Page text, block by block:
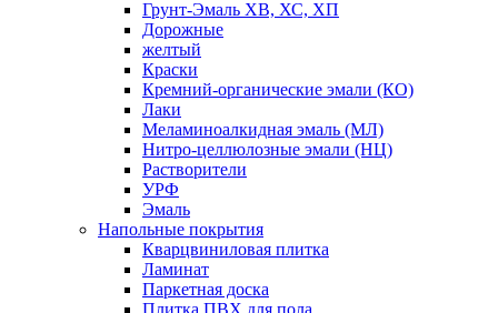
Грунт-Эмаль ХВ, ХС, ХП
Дорожные
желтый
Краски
Кремний-органические эмали (КО)
Лаки
Меламиноалкидная эмаль (МЛ)
Нитро-целлюлозные эмали (НЦ)
Растворители
УРФ
Эмаль
Напольные покрытия
Кварцвиниловая плитка
Ламинат
Паркетная доска
Плитка ПВХ для пола